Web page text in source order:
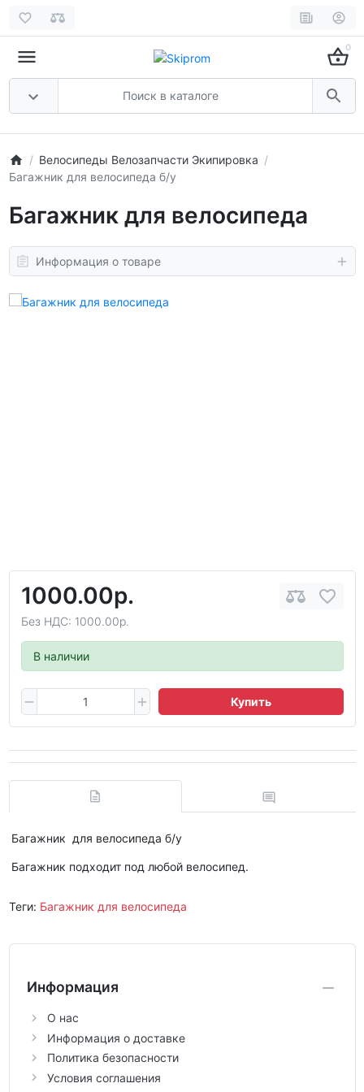
0
Велосипеды Велозапчасти Экипировка
Багажник для велосипеда б/у
Багажник для велосипеда
Информация о товаре
1000.00р.
Без НДС: 1000.00р.
В наличии
Купить
Багажник для велосипеда б/у
Багажник подходит под любой велосипед.
Теги: Багажник для велосипеда
Информация
О нас
Информация о доставке
Политика безопасности
Условия соглашения